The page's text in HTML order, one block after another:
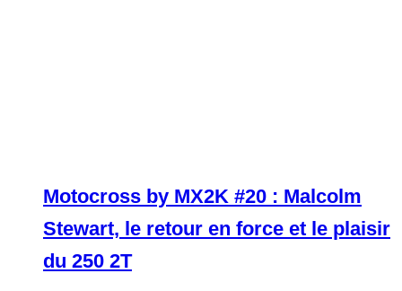
Motocross by MX2K #20 : Malcolm
Stewart, le retour en force et le plaisir
du 250 2T